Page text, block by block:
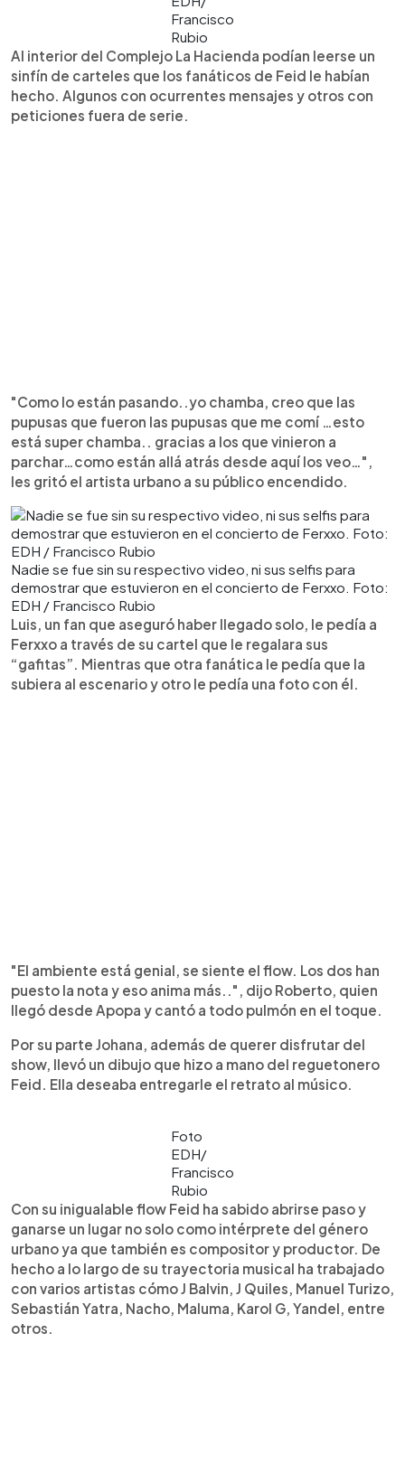
Francisco
Rubio
Al interior del Complejo La Hacienda podían leerse un
sinfín de carteles que los fanáticos de Feid le habían
hecho. Algunos con ocurrentes mensajes y otros con
peticiones fuera de serie.
"Como lo están pasando..yo chamba, creo que las
pupusas que fueron las pupusas que me comí …esto
está super chamba.. gracias a los que vinieron a
parchar…como están allá atrás desde aquí los veo…",
les gritó el artista urbano a su público encendido.
Nadie se fue sin su respectivo video, ni sus selfis para
demostrar que estuvieron en el concierto de Ferxxo. Foto:
EDH / Francisco Rubio
Luis, un fan que aseguró haber llegado solo, le pedía a
Ferxxo a través de su cartel que le regalara sus
“gafitas”. Mientras que otra fanática le pedía que la
subiera al escenario y otro le pedía una foto con él.
"El ambiente está genial, se siente el flow. Los dos han
puesto la nota y eso anima más..", dijo Roberto, quien
llegó desde Apopa y cantó a todo pulmón en el toque.
Por su parte Johana, además de querer disfrutar del
show, llevó un dibujo que hizo a mano del reguetonero
Feid. Ella deseaba entregarle el retrato al músico.
Foto
EDH/
Francisco
Rubio
Con su inigualable flow Feid ha sabido abrirse paso y
ganarse un lugar no solo como intérprete del género
urbano ya que también es compositor y productor. De
hecho a lo largo de su trayectoria musical ha trabajado
con varios artistas cómo J Balvin, J Quiles, Manuel Turizo,
Sebastián Yatra, Nacho, Maluma, Karol G, Yandel, entre
otros.